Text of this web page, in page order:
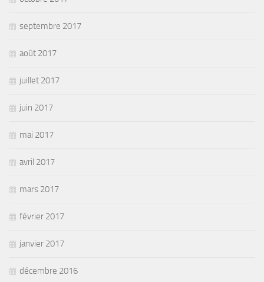
septembre 2017
août 2017
juillet 2017
juin 2017
mai 2017
avril 2017
mars 2017
février 2017
janvier 2017
décembre 2016